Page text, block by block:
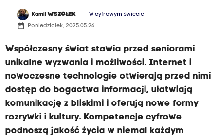
KamilWSZOŁEK W cyfrowym świecie
date_range Poniedziałek, 2025.05.26
Współczesny świat stawia przed seniorami
unikalne wyzwania i możliwości. Internet i
nowoczesne technologie otwierają przed nimi
dostęp do bogactwa informacji, ułatwiają
komunikację z bliskimi i oferują nowe formy
rozrywki i kultury. Kompetencje cyfrowe
podnoszą jakość życia w niemal każdym